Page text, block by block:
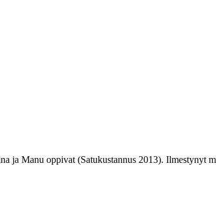
ja Manu oppivat (Satukustannus 2013). Ilmestynyt